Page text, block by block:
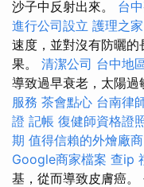
沙子中反射出來。 台
進行公司設立 護理之
速度，並對沒有防曬
果。 清潔公司 台中地
導致過早衰老，太陽過
服務 茶會點心 台南律
證 記帳 復健師資格證
期 值得信賴的外燴廠商
Google商家檔案 查ip
基，從而導致皮膚癌